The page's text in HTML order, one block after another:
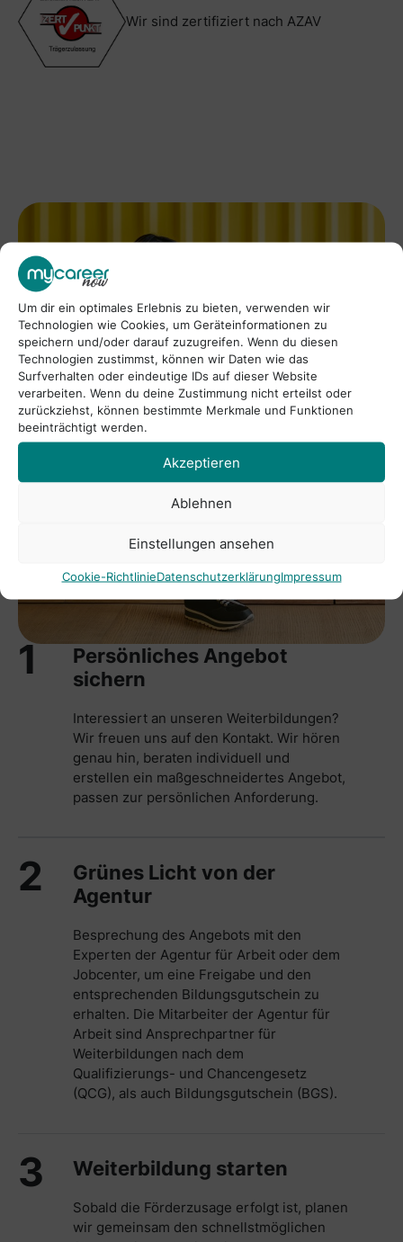
Um dir ein optimales Erlebnis zu bieten, verwenden wir
Technologien wie Cookies, um Geräteinformationen zu
speichern und/oder darauf zuzugreifen. Wenn du diesen
Technologien zustimmst, können wir Daten wie das
Surfverhalten oder eindeutige IDs auf dieser Website
verarbeiten. Wenn du deine Zustimmung nicht erteilst oder
zurückziehst, können bestimmte Merkmale und Funktionen
beeinträchtigt werden.
Akzeptieren
Ablehnen
Einstellungen ansehen
Cookie-RichtlinieDatenschutzerklärungImpressum
Wir sind zertifiziert nach AZAV
1
Persönliches Angebot
sichern
Interessiert an unseren Weiterbildungen?
Wir freuen uns auf den Kontakt. Wir hören
genau hin, beraten individuell und
erstellen ein maßgeschneidertes Angebot,
passen zur persönlichen Anforderung.
2
Grünes Licht von der
Agentur
Besprechung des Angebots mit den
Experten der Agentur für Arbeit oder dem
Jobcenter, um eine Freigabe und den
entsprechenden Bildungsgutschein zu
erhalten. Die Mitarbeiter der Agentur für
Arbeit sind Ansprechpartner für
Weiterbildungen nach dem
Qualifizierungs- und Chancengesetz
(QCG), als auch Bildungsgutschein (BGS).
3 Weiterbildung starten
Sobald die Förderzusage erfolgt ist, planen
wir gemeinsam den schnellstmöglichen